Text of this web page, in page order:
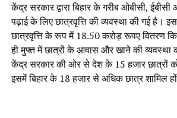
केंद्र सरकार द्वारा बिहार के गरीब ओबीसी, ईबीसी
पढ़ाई के लिए छात्रवृत्ति की व्यवस्था की गई है।
छात्रवृत्ति के रूप में 18.50 करोड़ रूपए वितरण
ही मुफ्त में छात्रों के आवास और खाने की व्यवस्था
केंद्र सरकार की ओर से देश के 15 हजार छात्रों
इसमें बिहार के 18 हजार से अधिक छात्र शामिल